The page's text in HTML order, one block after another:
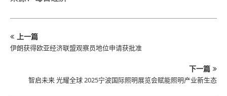
上一篇
伊朗获得欧亚经济联盟观察员地位申请获批准
下一篇
智启未来 光耀全球 2025宁波国际照明展览会赋能照明产业新生态